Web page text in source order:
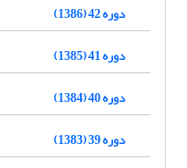
دوره 42 (1386)
دوره 41 (1385)
دوره 40 (1384)
دوره 39 (1383)